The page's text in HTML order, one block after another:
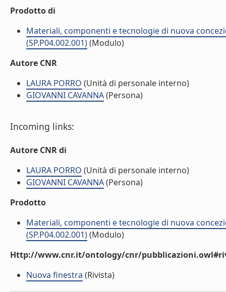
Prodotto di
Materiali, componenti e tecnologie di nuova
(SP.P04.002.001)(Modulo)
Autore CNR
LAURA PORRO (Unità di personale interno)
GIOVANNI CAVANNA(Persona)
Incoming links:
Autore CNR di
LAURA PORRO (Unità di personale interno)
GIOVANNI CAVANNA(Persona)
Prodotto
Materiali, componenti e tecnologie di nuova
(SP.P04.002.001)(Modulo)
Http://www.cnr.it/ontology/cnr/
Nuova finestra (Rivista)